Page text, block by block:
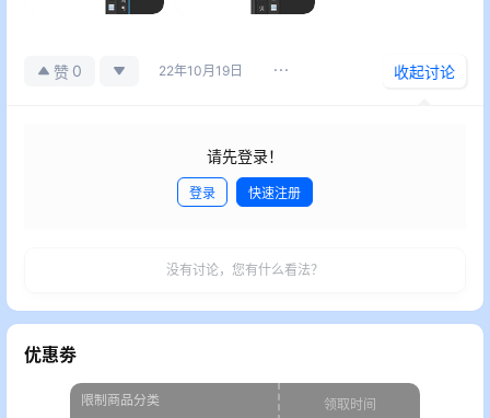
赞 0 22年10月19日 收起讨论
请先登录！
登录 快速注册
没有讨论，您有什么看法？
优惠劵
限制商品分类 领取时间